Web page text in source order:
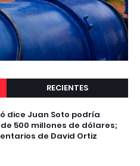
RECIENTES
dice Juan Soto podría
500 millones de dólares;
de David Ortiz